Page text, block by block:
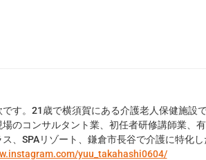
す。21歳で横須賀にある介護老人保健施設
のコンサルタント業、初任者研修講師業、
、SPAリゾート、鎌倉市長谷で介護に特化
yuu_takahashi0604/